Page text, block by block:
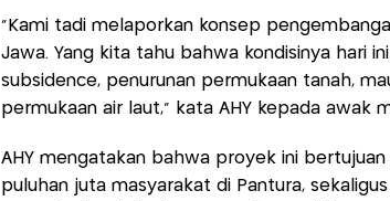
"Kami tadi melaporkan konsep
Jawa. Yang kita tahu bahwa kondisinya hari
subsidence, penurunan permukaan tanah,
permukaan air laut," kata AHY kepada awak
AHY mengatakan bahwa proyek ini
puluhan juta masyarakat di Pantura,